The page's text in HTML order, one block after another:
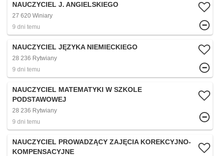
NAUCZYCIEL J. ANGIELSKIEGO
27 620 Winiary
9 dni temu
NAUCZYCIEL JĘZYKA NIEMIECKIEGO
28 236 Rytwiany
9 dni temu
NAUCZYCIEL MATEMATYKI W SZKOLE
PODSTAWOWEJ
28 236 Rytwiany
9 dni temu
NAUCZYCIEL PROWADZĄCY ZAJĘCIA KOREKCYJNO-
KOMPENSACYJNE